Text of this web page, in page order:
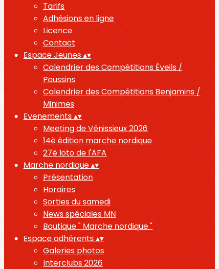
Tarifs
Adhésions en ligne
Licence
Contact
Espace Jeunes▴▾
Calendrier des Compétitions Éveils /
Poussins
Calendrier des Compétitions Benjamins /
Minimes
Evenements▴▾
Meeting de Vénissieux 2026
14è édition marche nordique
27è loto de l'AFA
Marche nordique▴▾
Présentation
Horaires
Sorties du samedi
News spéciales MN
Boutique " Marche nordique "
Espace adhérents▴▾
Galeries photos
Interclubs 2026